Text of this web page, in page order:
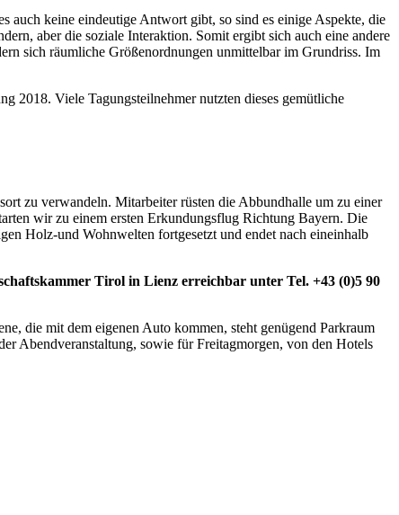
auch keine eindeutige Antwort gibt, so sind es einige Aspekte, die
aber die soziale Interaktion. Somit ergibt sich auch eine andere
sich räumliche Größenordnungen unmittelbar im Grundriss. Im
2018. Viele Tagungsteilnehmer nutzten dieses gemütliche
zu verwandeln. Mitarbeiter rüsten die Abbundhalle um zu einer
wir zu einem ersten Erkundungsflug Richtung Bayern. Die
Holz-und Wohnwelten fortgesetzt und endet nach eineinhalb
Tirol in Lienz erreichbar unter Tel. +43 (0)5 90
die mit dem eigenen Auto kommen, steht genügend Parkraum
Abendveranstaltung, sowie für Freitagmorgen, von den Hotels